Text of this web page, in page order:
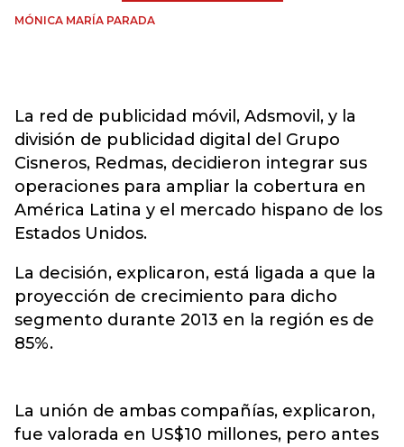
MÓNICA MARÍA PARADA
La red de publicidad móvil, Adsmovil, y la
división de publicidad digital del Grupo
Cisneros, Redmas, decidieron integrar sus
operaciones para ampliar la cobertura en
América Latina y el mercado hispano de los
Estados Unidos.
La decisión, explicaron, está ligada a que la
proyección de crecimiento para dicho
segmento durante 2013 en la región es de
85%.
La unión de ambas compañías, explicaron,
fue valorada en US$10 millones, pero antes